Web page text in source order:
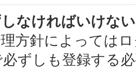
なければいけな
方針によっては
必ずしも登録する